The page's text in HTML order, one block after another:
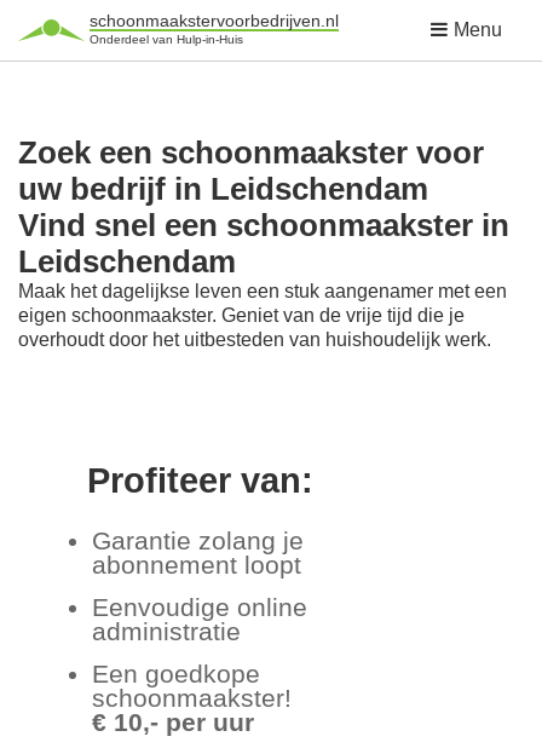
schoonmaakstervoorbedrijven.nl
Onderdeel van Hulp-in-Huis Menu
Zoek een schoonmaakster voor
uw bedrijf in Leidschendam
Vind snel een schoonmaakster in
Leidschendam
Maak het dagelijkse leven een stuk aangenamer met een
eigen schoonmaakster. Geniet van de vrije tijd die je
overhoudt door het uitbesteden van huishoudelijk werk.
Profiteer van:
Garantie zolang je
abonnement loopt
Eenvoudige online
administratie
Een goedkope
schoonmaakster!
€ 10,- per uur